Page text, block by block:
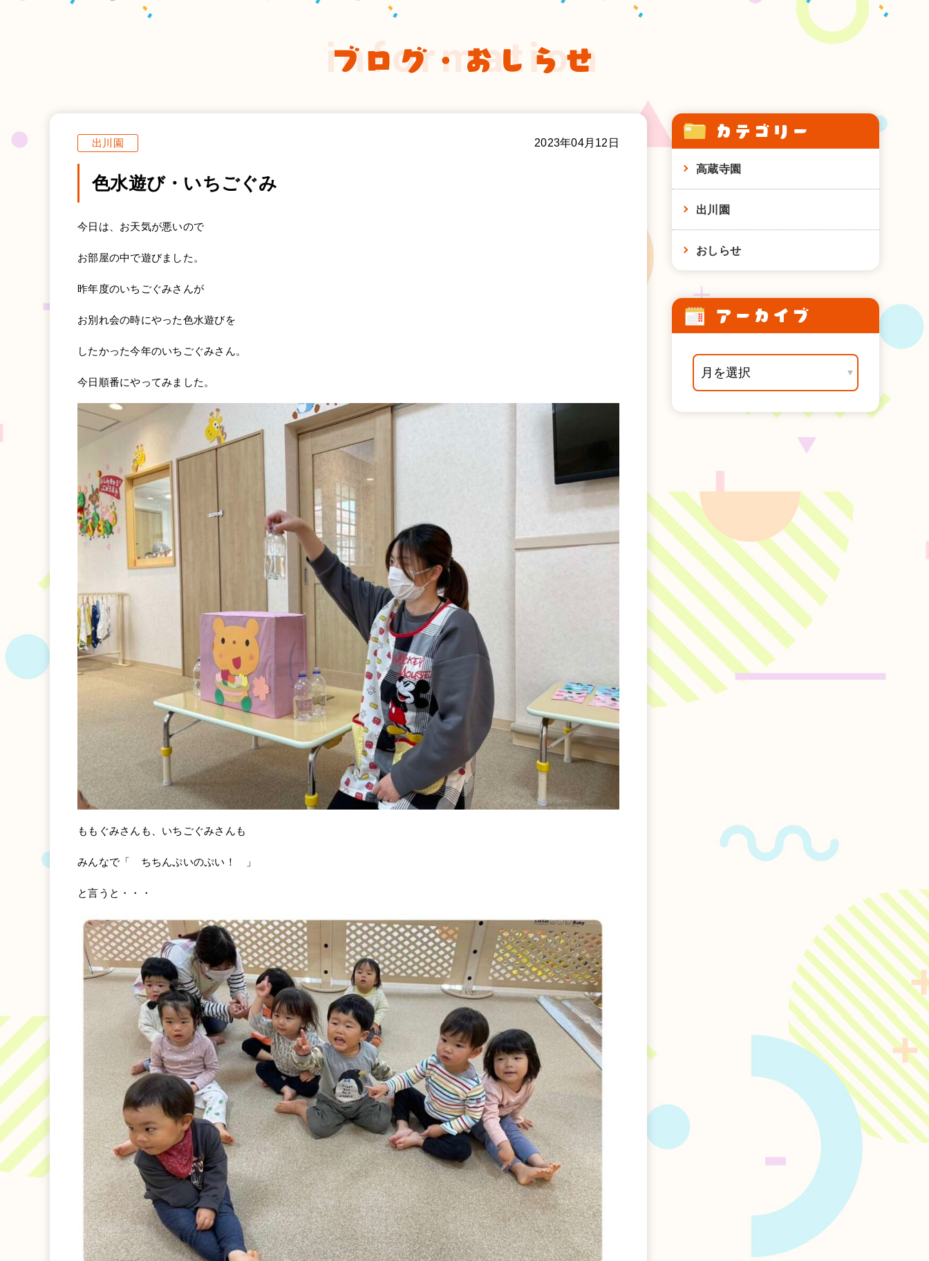
ブログ・おしらせ
information
出川園 2023年04月12日
色水遊び・いちごぐみ
今日は、お天気が悪いので
お部屋の中で遊びました。
昨年度のいちごぐみさんが
お別れ会の時にやった色水遊びを
したかった今年のいちごぐみさん。
今日順番にやってみました。
ももぐみさんも、いちごぐみさんも
みんなで「 ちちんぷいのぷい！ 」
と言うと・・・
カテゴリー
高蔵寺園
出川園
おしらせ
アーカイブ